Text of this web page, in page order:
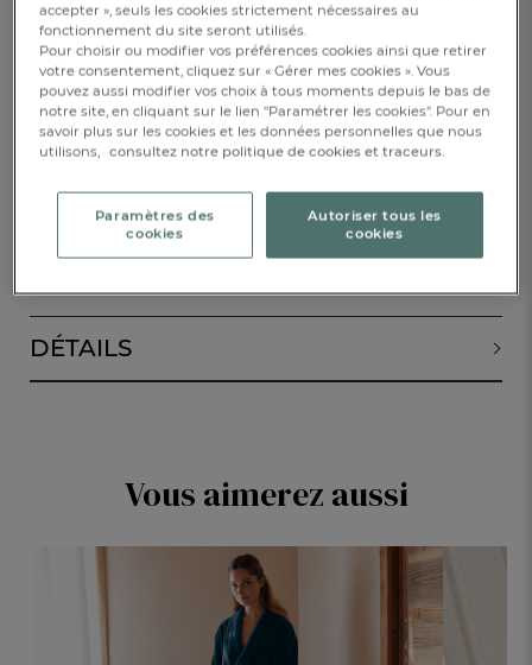
FR DE
AT
BE
CH
Disponible
1 AJOUTER AU PANIER
DÉTAILS
Vous aimerez aussi
accepter », seuls les cookies strictement nécessaires au
fonctionnement du site seront utilisés.
Pour choisir ou modifier vos préférences cookies ainsi que retirer
votre consentement, cliquez sur « Gérer mes cookies ». Vous
pouvez aussi modifier vos choix à tous moments depuis le bas de
notre site, en cliquant sur le lien "Paramétrer les cookies". Pour en
savoir plus sur les cookies et les données personnelles que nous
utilisons, consultez notre politique de cookies et traceurs.
Paramètres des
cookies
Autoriser tous les
cookies